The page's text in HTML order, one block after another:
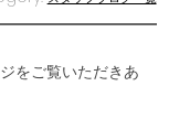
をご覧いただきあ